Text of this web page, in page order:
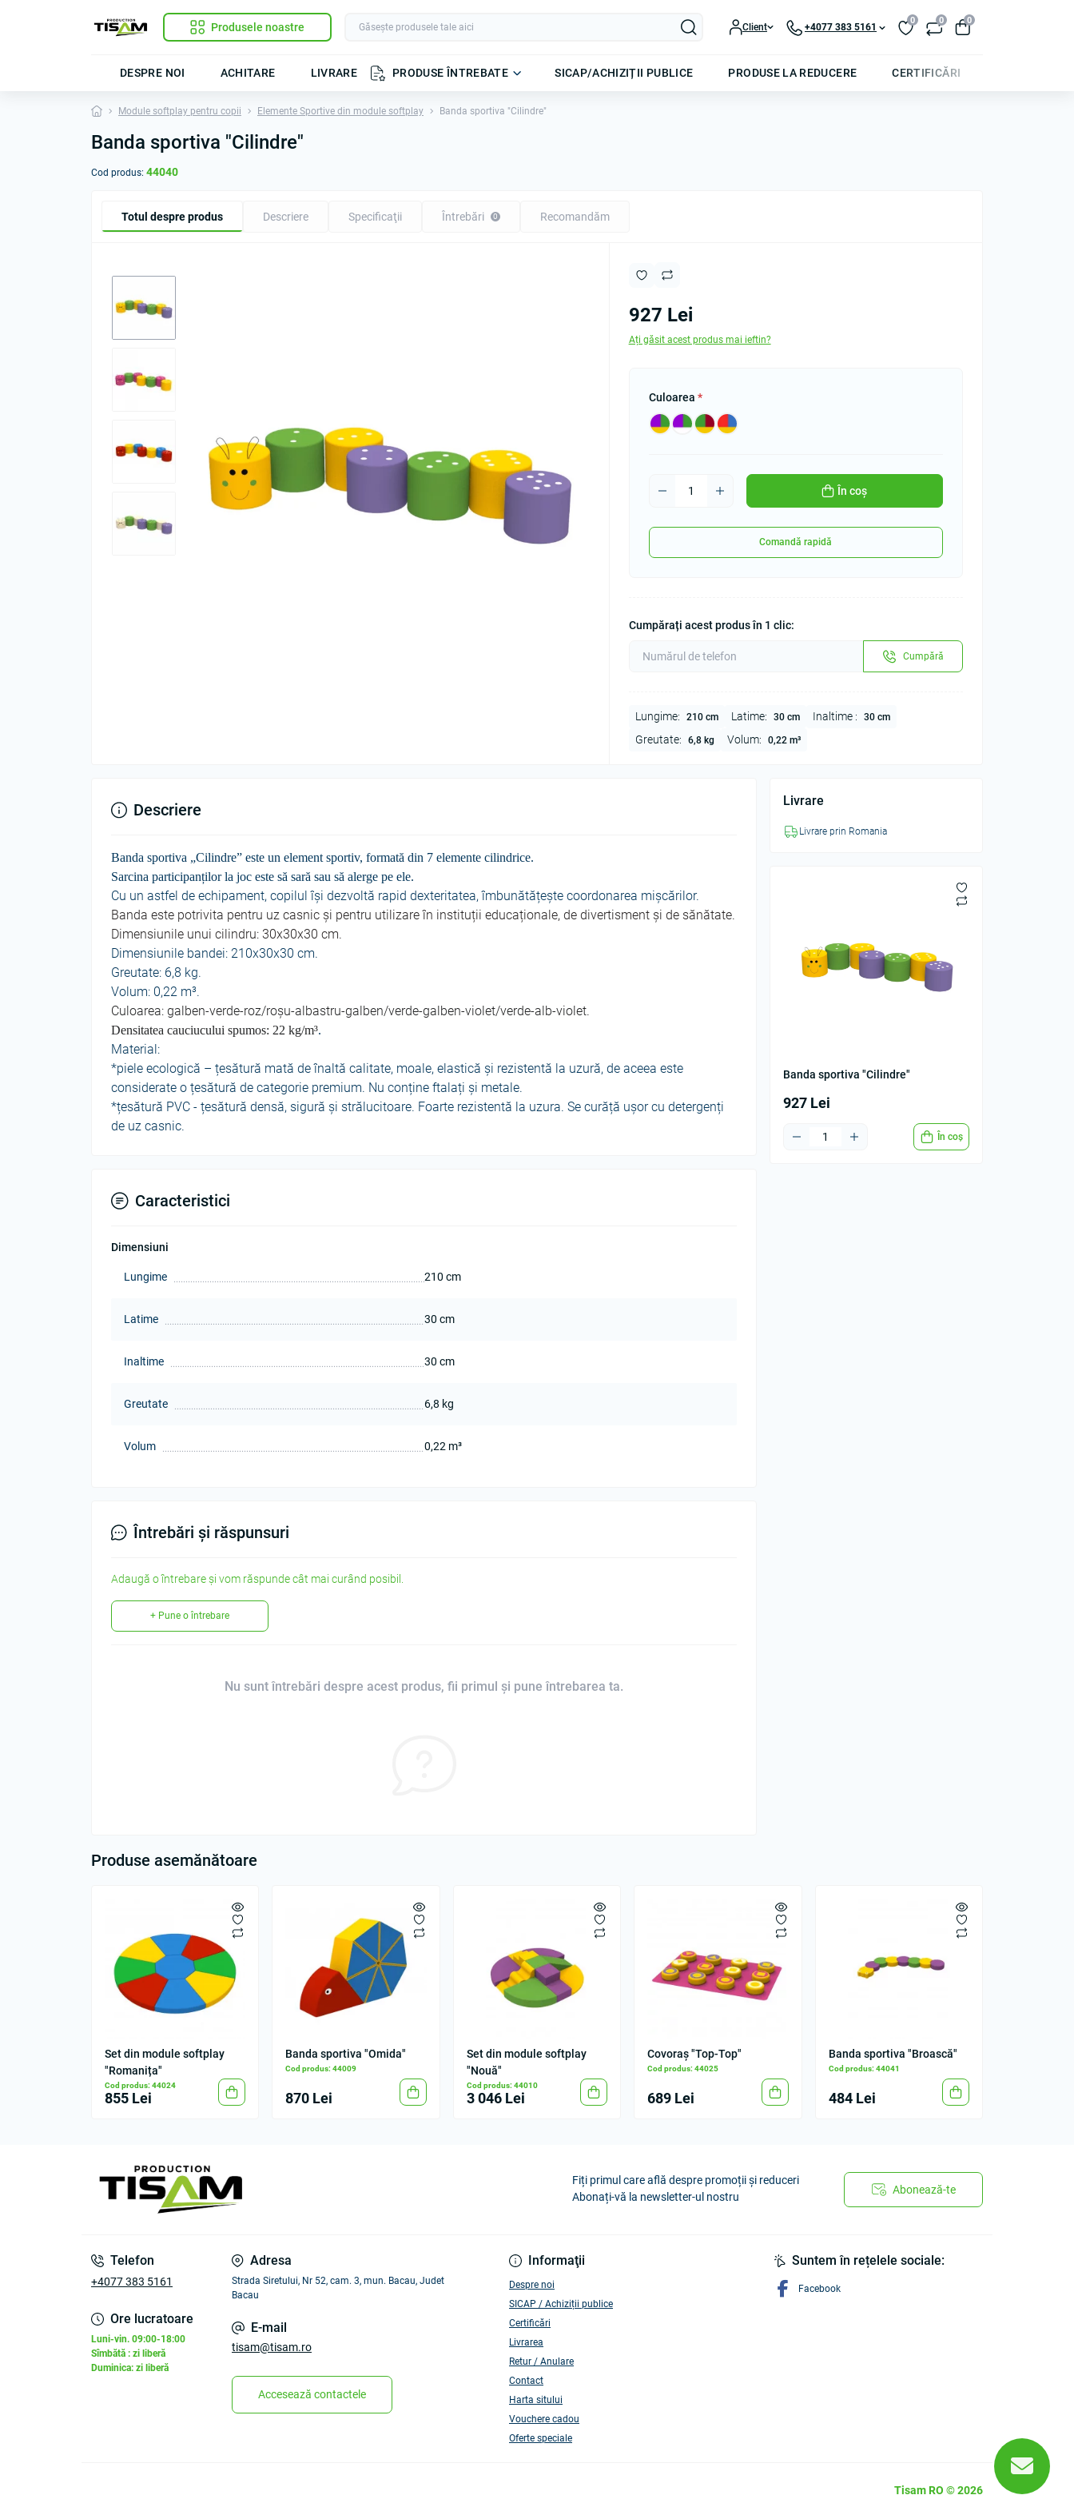
Produsele noastre Client +4077 383 5161
0 0 0
DESPRE NOI ACHITARE LIVRARE PRODUSE ÎNTREBATE SICAP/ACHIZIȚII PUBLICE PRODUSE LA REDUCERE CERTIFICĂRI
Module softplay pentru copii Elemente Sportive din module softplay Banda sportiva "Cilindre"
Banda sportiva "Cilindre"
Cod produs: 44040
Totul despre produs Descriere Specificaţii Întrebări 0 Recomandăm
927 Lei
Ați găsit acest produs mai ieftin?
Culoarea *
În coș
Comandă rapidă
Cumpărați acest produs în 1 clic:
Cumpără
Lungime: 210 cm Latime: 30 cm Inaltime : 30 cm
Greutate: 6,8 kg Volum: 0,22 m³
Livrare
Livrare prin Romania
Banda sportiva "Cilindre"
927 Lei
În coș
Descriere
Banda sportiva „Cilindre” este un element sportiv, formată din 7 elemente cilindrice.
Sarcina participanților la joc este să sară sau să alerge pe ele.
Cu un astfel de echipament, copilul își dezvoltă rapid dexteritatea, îmbunătățește coordonarea mișcărilor.
Banda este potrivita pentru uz casnic și pentru utilizare în instituții educaționale, de divertisment și de sănătate.
Dimensiunile unui cilindru: 30x30x30 cm.
Dimensiunile bandei: 210x30x30 cm.
Greutate: 6,8 kg.
Volum: 0,22 m³.
Culoarea: galben-verde-roz/roșu-albastru-galben/verde-galben-violet/verde-alb-violet.
Densitatea cauciucului spumos: 22 kg/m³.
Material:
*piele ecologică – țesătură mată de înaltă calitate, moale, elastică și rezistentă la uzură, de aceea este
considerate o țesătură de categorie premium. Nu conține ftalați și metale.
*țesătură PVC - țesătură densă, sigură și strălucitoare. Foarte rezistentă la uzura. Se curăță ușor cu detergenți
de uz casnic.
Caracteristici
Dimensiuni
Lungime 210 cm
Latime 30 cm
Inaltime 30 cm
Greutate 6,8 kg
Volum 0,22 m³
Întrebări și răspunsuri
Adaugă o întrebare și vom răspunde cât mai curând posibil.
+ Pune o întrebare
Nu sunt întrebări despre acest produs, fii primul și pune întrebarea ta.
Produse asemănătoare
Set din module softplay
"Romanița"
Cod produs: 44024
855 Lei
Banda sportiva "Omida"
Cod produs: 44009
870 Lei
Set din module softplay
"Nouă"
Cod produs: 44010
3 046 Lei
Covoraș "Top-Top"
Cod produs: 44025
689 Lei
Banda sportiva "Broască"
Cod produs: 44041
484 Lei
Fiți primul care află despre promoții și reduceri
Abonați-vă la newsletter-ul nostru
Abonează-te
Telefon
+4077 383 5161
Ore lucratoare
Luni-vin. 09:00-18:00
Sîmbătă : zi liberă
Duminica: zi liberă
Adresa
Strada Siretului, Nr 52, cam. 3, mun. Bacau, Judet
Bacau
E-mail
tisam@tisam.ro
Accesează contactele
Informaţii
Despre noi
SICAP / Achiziții publice
Certificări
Livrarea
Retur / Anulare
Contact
Harta sitului
Vouchere cadou
Oferte speciale
Suntem în rețelele sociale:
Facebook
Tisam RO © 2026